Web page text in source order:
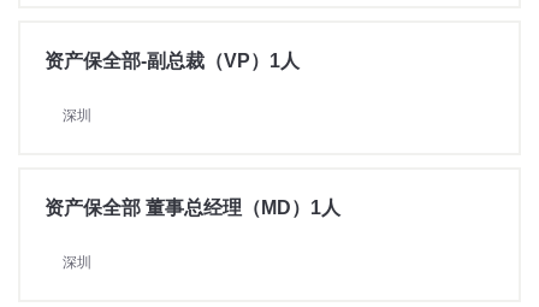
资产保全部-副总裁（VP）1人
深圳
资产保全部 董事总经理（MD）1人
深圳